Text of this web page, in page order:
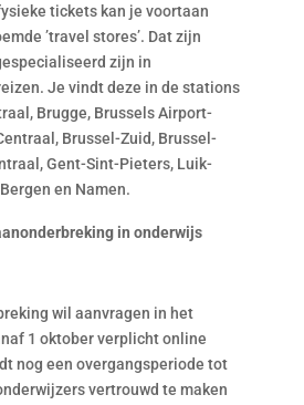
tickets kan je voortaan
’travel stores’. Dat zijn
zijn in
Je vindt deze in de stations
Brugge, Brussels Airport-
Brussel-Zuid, Brussel-
Gent-Sint-Pieters, Luik-
en Namen.
in onderwijs
wil aanvragen in het
1 oktober verplicht online
nog een overgangsperiode tot
vertrouwd te maken